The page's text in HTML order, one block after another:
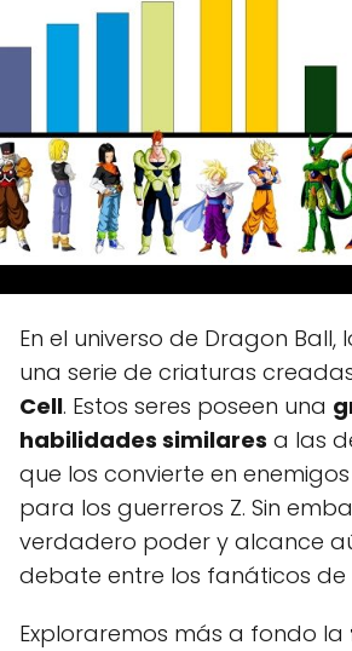
En el universo de Dragon Ball,
una serie de criaturas
Cell. Estos seres poseen una
habilidades similares a las
que los convierte en
para los guerreros Z. Sin
verdadero poder y alcance
debate entre los fanáticos de
Exploraremos más a fondo la